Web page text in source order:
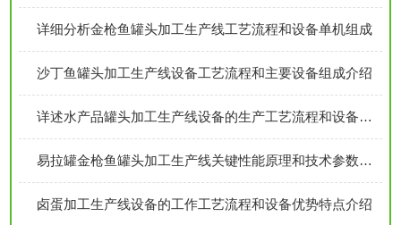
详细分析金枪鱼罐头加工生产线工艺流程和设备单机组成
沙丁鱼罐头加工生产线设备工艺流程和主要设备组成介绍
详述水产品罐头加工生产线设备的生产工艺流程和设备组成
易拉罐金枪鱼罐头加工生产线关键性能原理和技术参数分析介绍
卤蛋加工生产线设备的工作工艺流程和设备优势特点介绍